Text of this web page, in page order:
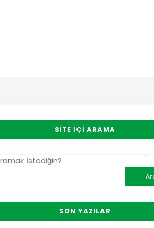
SITE İÇI ARAMA
SON YAZILAR